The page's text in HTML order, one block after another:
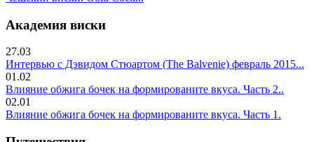
Академия виски
27.03
Интервью с Дэвидом Стюартом (The Balvenie) февраль 2015...
01.02
Влияние обжига бочек на формированите вкуса. Часть 2..
02.01
Влияние обжига бочек на формированите вкуса. Часть 1.